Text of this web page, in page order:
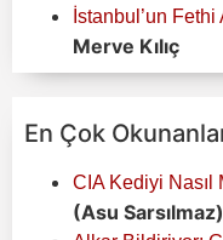
İstanbul’un Fethi
Merve Kılıç
En Çok
CIA Kediyi Nasıl
(Asu Sarsılmaz)